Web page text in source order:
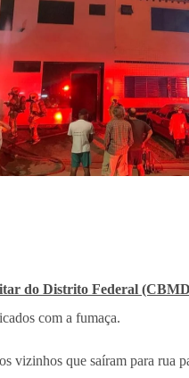
do Distrito Federal
com a fumaça.
vizinhos que saíram para rua